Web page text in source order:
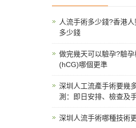
人流手術多少錢?香港
多少錢
做完幾天可以驗孕?驗
(hCG)哪個更準
深圳人工流產手術要幾
測：即日安排、檢查及
深圳人流手術哪種技術